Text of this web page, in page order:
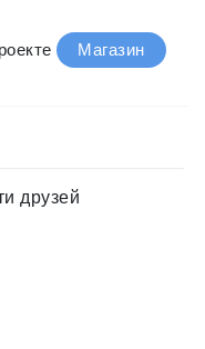
Магазин
друзей